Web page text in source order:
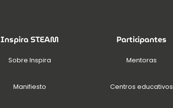
Inspira STEAM
Sobre Inspira
Manifiesto
Participantes
Mentoras
Centros educativos